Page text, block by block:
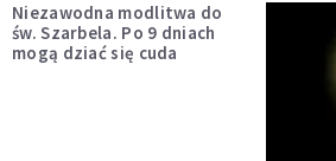
Niezawodna modlitwa do
św. Szarbela. Po 9 dniach
mogą dziać się cuda